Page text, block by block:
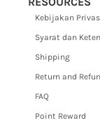
Kebijakan
Syarat dan
Shipping
Return and
FAQ
Point Reward